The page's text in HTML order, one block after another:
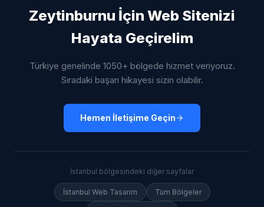
Zeytinburnu İçin Web Sitenizi
Hayata Geçirelim
Türkiye genelinde 1050+ bölgede hizmet veriyoruz.
Sıradaki başarı hikayesi sizin olabilir.
Hemen İletişime Geçin
İstanbul bölgesindeki diğer sayfalar
İstanbul Web Tasarım Tüm Bölgeler